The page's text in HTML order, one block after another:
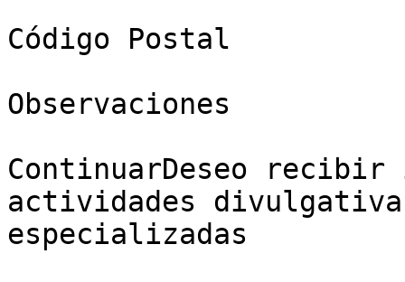
Código Postal
Observaciones
ContinuarDeseo recibir
actividades
especializadas